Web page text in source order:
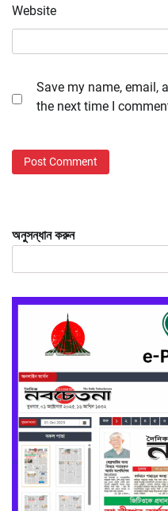
Website
Save my name, email,
the next time I
অনুসন্ধান করুন